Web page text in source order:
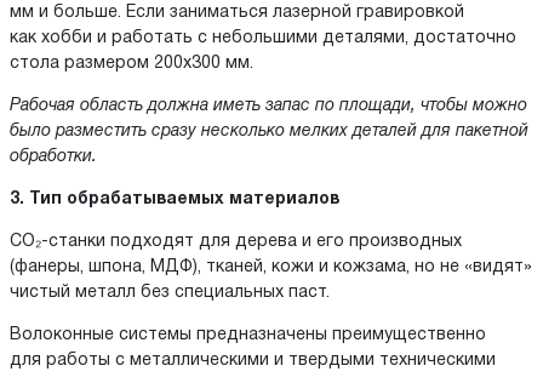
мм и больше. Если заниматься лазерной гравировкой
как хобби и работать с небольшими деталями, достаточно
стола размером 200x300 мм.
Рабочая область должна иметь запас по площади, чтобы можно
было разместить сразу несколько мелких деталей для пакетной
обработки.
3. Тип обрабатываемых материалов
CO₂-станки подходят для дерева и его производных
(фанеры, шпона, МДФ), тканей, кожи и кожзама, но не «видят»
чистый металл без специальных паст.
Волоконные системы предназначены преимущественно
для работы с металлическими и твердыми техническими